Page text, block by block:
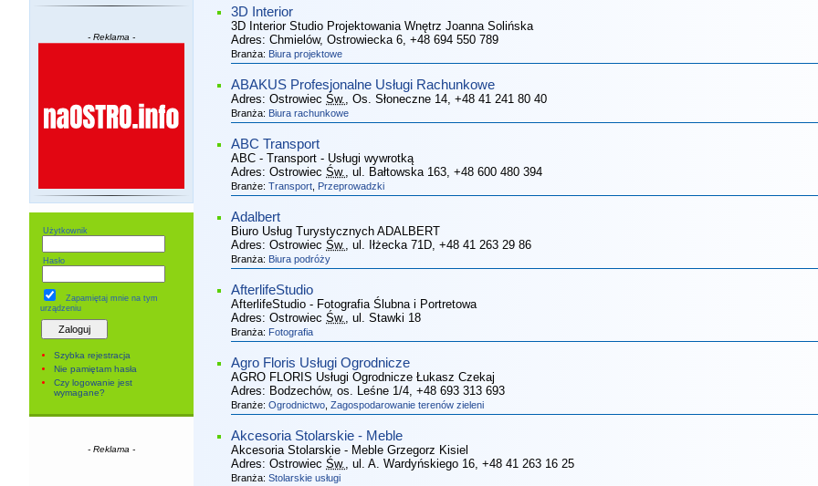
- Reklama -
Użytkownik
Hasło
Zapamiętaj mniena tym
urządzeniu
Szybka rejestracja
Nie pamiętam hasła
Czy logowanie jest
wymagane?
- Reklama -
3D Interior
3D Interior Studio Projektowania Wnętrz Joanna Solińska
Adres: Chmielów, Ostrowiecka 6, +48 694 550 789
Branża: Biura projektowe
ABAKUS Profesjonalne Usługi Rachunkowe
Adres: Ostrowiec Św., Os. Słoneczne 14, +48 41 241 80 40
Branża: Biura rachunkowe
ABC Transport
ABC - Transport - Usługi wywrotką
Adres: Ostrowiec Św., ul. Bałtowska 163, +48 600 480 394
Branże: Transport Przeprowadzki
Adalbert
Biuro Usług Turystycznych ADALBERT
Adres: Ostrowiec Św., ul. Iłżecka 71D, +48 41 263 29 86
Branża: Biura podróży
AfterlifeStudio
AfterlifeStudio - Fotografia Ślubna i Portretowa
Adres: Ostrowiec Św., ul. Stawki 18
Branża: Fotografia
Agro Floris Usługi Ogrodnicze
AGRO FLORIS Usługi Ogrodnicze Łukasz Czekaj
Adres: Bodzechów, os. Leśne 1/4, +48 693 313 693
Branże: Ogrodnictwo Zagospodarowanie terenów zieleni
Akcesoria Stolarskie - Meble
Akcesoria Stolarskie - Meble Grzegorz Kisiel
Adres: Ostrowiec Św., ul. A. Wardyńskiego 16, +48 41 263 16 25
Branża: Stolarskie usługi